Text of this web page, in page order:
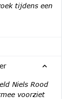
tijdens een
Niels Rood
voorziet